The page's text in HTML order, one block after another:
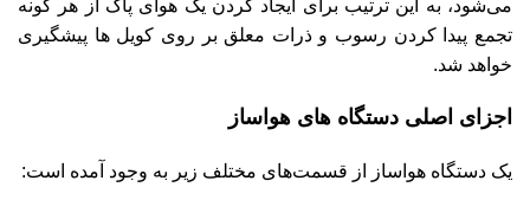
می‌شود، به این ترتیب برای ایجاد کردن یک هوای پاک از هر گونه
تجمع پیدا کردن رسوب و ذرات معلق بر روی کویل ها پیشگیری
خواهد شد.
اجزای اصلی دستگاه‌ های هواساز
یک دستگاه هواساز از قسمت‌های مختلف زیر به وجود آمده است: